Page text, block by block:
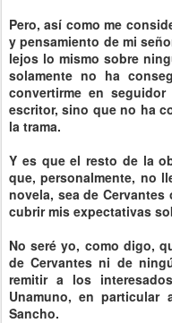
Pero, así como me
y pensamiento de mi
lejos lo mismo sobre
solamente no ha
convertirme en
escritor, sino que no ha
la trama.
Y es que el resto de la
que, personalmente, no
novela, sea de
cubrir mis expectativas
No seré yo, como digo,
de Cervantes ni de
remitir a los
Unamuno, en
Sancho.